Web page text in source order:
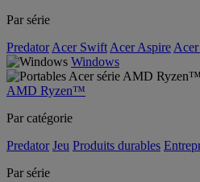
Par série
Predator Acer Swift Acer Aspire
Windows
AMD Ryzen™
Par catégorie
Predator Jeu Produits durables
Par série